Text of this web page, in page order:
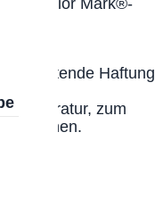
Haftung
Reparatur, zum
abziehen.